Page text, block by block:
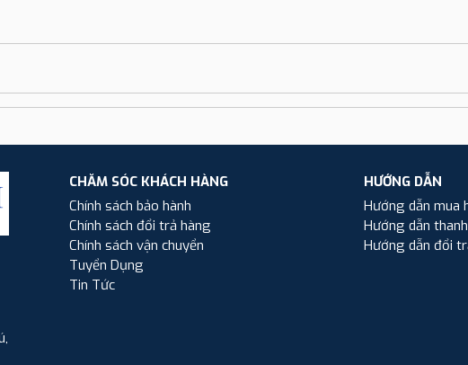
CHĂM SÓC KHÁCH HÀNG
Chính sách bảo hành
Chính sách đổi trả hàng
Chính sách vận chuyển
Tuyển Dụng
Tin Tức
HƯỚNG DẪN
Hướng dẫn mua
Hướng dẫn
Hướng dẫn đổi